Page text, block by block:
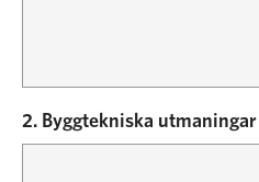
2. Byggtekniska utmaningar